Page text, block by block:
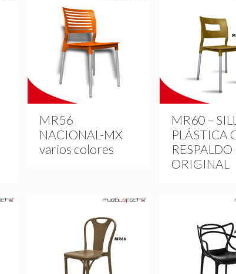
MR56
NACIONAL-MX
varios colores
MR60 –
PLÁSTICA
RESPALDO
ORIGINAL